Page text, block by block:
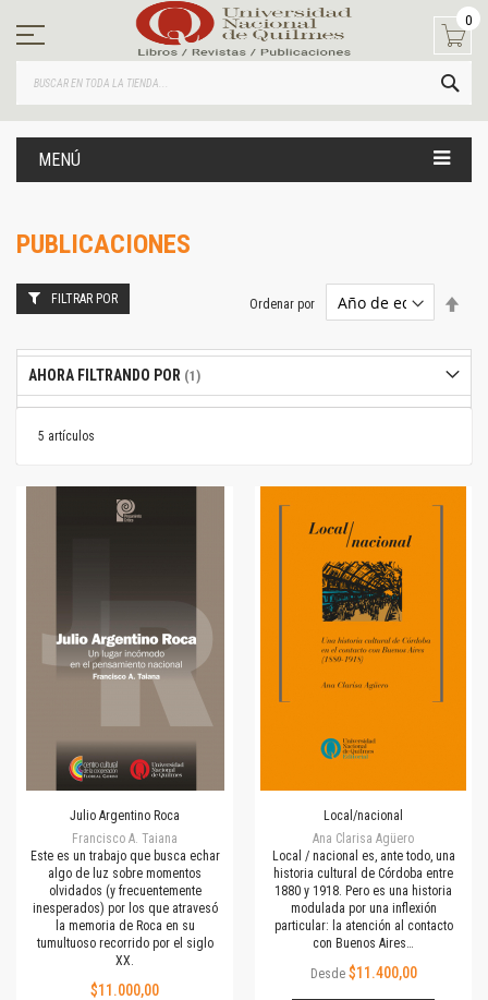
contenido
0
MENÚ
PUBLICACIONES
5 artículos
Ordenar por
Julio Argentino Roca
Francisco A. Taiana
Este es un trabajo que busca echar
algo de luz sobre momentos
olvidados (y frecuentemente
inesperados) por los que atravesó
la memoria de Roca en su
tumultuoso recorrido por el siglo
XX.
$11.000,00
Local/nacional
Ana Clarisa Agüero
Local / nacional es, ante todo, una
historia cultural de Córdoba entre
1880 y 1918. Pero es una historia
modulada por una inflexión
particular: la atención al contacto
con Buenos Aires…
Desde $11.400,00
FILTRAR POR
AHORA FILTRANDO POR